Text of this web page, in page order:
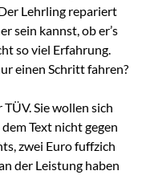
Lehrling repariert
sein kannst, ob er’s
so viel Erfahrung.
einen Schritt fahren?
Sie wollen sich
Text nicht gegen
zwei Euro fuffzich
der Leistung haben